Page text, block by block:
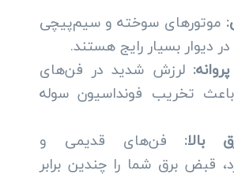
موتورهای سوخته و سیم‌پیچی
دیوار بسیار رایج هستند.
لرزش شدید در فن‌های
تخریب فونداسیون سوله
بالا: فن‌های قدیمی و
قبض برق شما را چندین برابر